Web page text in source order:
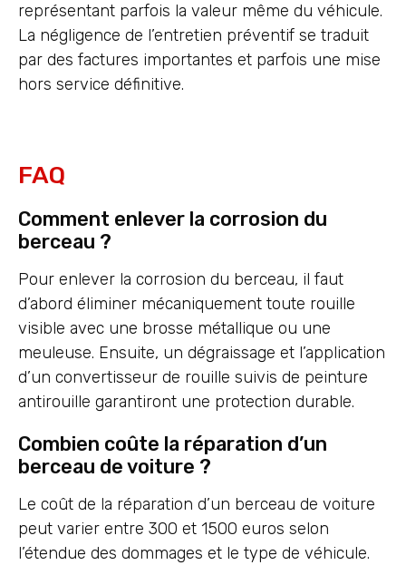
représentant parfois la valeur même du véhicule.
La négligence de l’entretien préventif se traduit
par des factures importantes et parfois une mise
hors service définitive.
FAQ
Comment enlever la corrosion du
berceau ?
Pour enlever la corrosion du berceau, il faut
d’abord éliminer mécaniquement toute rouille
visible avec une brosse métallique ou une
meuleuse. Ensuite, un dégraissage et l’application
d’un convertisseur de rouille suivis de peinture
antirouille garantiront une protection durable.
Combien coûte la réparation d’un
berceau de voiture ?
Le coût de la réparation d’un berceau de voiture
peut varier entre 300 et 1500 euros selon
l’étendue des dommages et le type de véhicule.